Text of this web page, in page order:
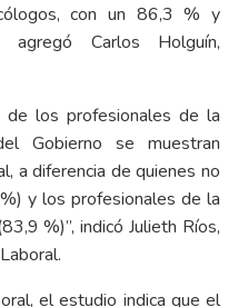
con un 86,3 % y
Carlos Holguín,
los profesionales de la
Gobierno se muestran
a diferencia de quienes no
y los profesionales de la
%)”, indicó Julieth Ríos,
el estudio indica que el